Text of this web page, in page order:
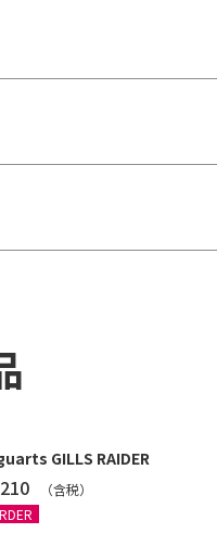
GILLS RAIDER
（含税）